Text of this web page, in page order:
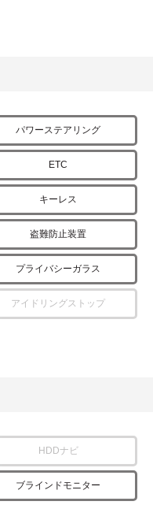
パワーステアリング
ETC
キーレス
盗難防止装置
プライバシーガラス
アイドリングストップ
HDDナビ
ブラインドモニター